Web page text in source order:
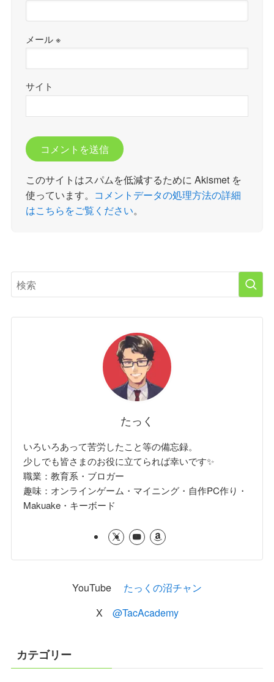
メール※
サイト
このサイトはスパムを低減するために Akismet を
使っています。 コメントデータの処理方法の詳細
はこちらをご覧ください。
たっく
いろいろあって苦労したこと等の備忘録。
少しでも皆さまのお役に立てられば幸いです✨
職業：教育系・ブロガー
趣味：オンラインゲーム・マイニング・自作PC作り・
Makuake・キーボード
YouTube たっくの沼チャン
X @TacAcademy
カテゴリー